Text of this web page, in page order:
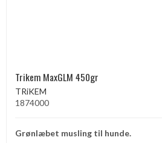
Trikem MaxGLM 450gr
TRiKEM
1874000
Grønlæbet musling til hunde.